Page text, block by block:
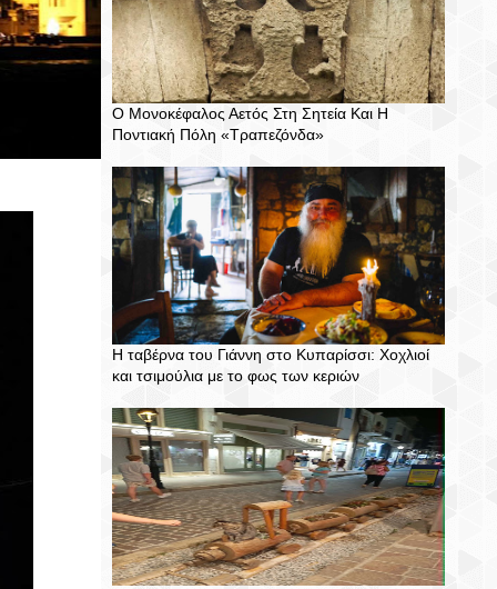
Ο Μονοκέφαλος Αετός Στη Σητεία Και Η
Ποντιακή Πόλη «Τραπεζόνδα»
Η ταβέρνα του Γιάννη στο Κυπαρίσσι: Χοχλιοί
και τσιμούλια με το φως των κεριών